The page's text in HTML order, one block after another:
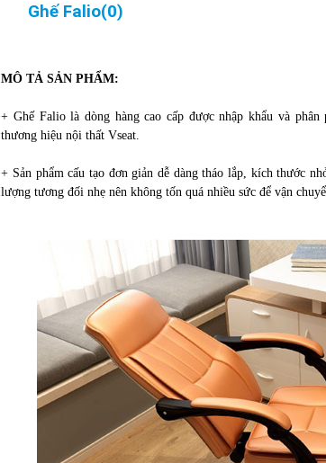
Ghế Falio(0)
MÔ TẢ SẢN PHẨM:
+ Ghế Falio là dòng hàng cao cấp được nhập khẩu và
thương hiệu nội thất Vseat.
+ Sản phẩm cấu tạo đơn giản dễ dàng tháo lắp, kích thước
lượng tương đối nhẹ nên không tốn quá nhiều sức để vận